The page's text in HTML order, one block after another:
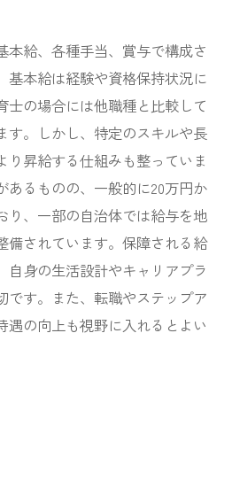
本給、各種手当、賞与で構成さ
基本給は経験や資格保持状況に
士の場合には他職種と比較して
す。しかし、特定のスキルや長
り昇給する仕組みも整っていま
あるものの、一般的に20万円か
り、一部の自治体では給与を地
備されています。保障される給
自身の生活設計やキャリアプラ
です。また、転職やステップア
遇の向上も視野に入れるとよい